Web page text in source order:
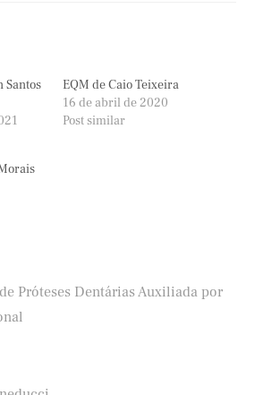
Santos
EQM de Caio Teixeira
16 de abril de 2020
Post similar
Próteses Dentárias Auxiliada por